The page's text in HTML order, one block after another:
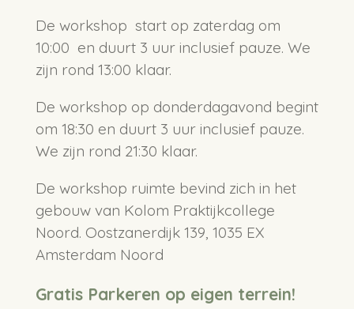
De workshop start op zaterdag om
10:00 en duurt 3 uur inclusief pauze. We
zijn rond 13:00 klaar.
De workshop op donderdagavond begint
om 18:30 en duurt 3 uur inclusief pauze.
We zijn rond 21:30 klaar.
De workshop ruimte bevind zich in het
gebouw van Kolom Praktijkcollege
Noord. Oostzanerdijk 139, 1035 EX
Amsterdam Noord
Gratis Parkeren op eigen terrein!